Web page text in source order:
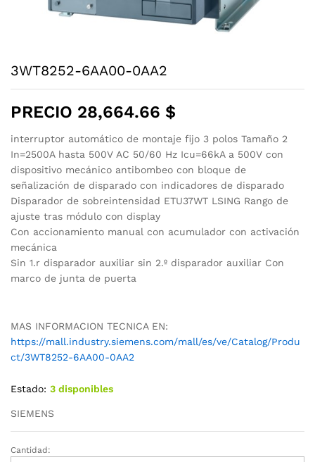
3WT8252-6AA00-0AA2
PRECIO 28,664.66 $
interruptor automático de montaje fijo 3 polos Tamaño 2
In=2500A hasta 500V AC 50/60 Hz Icu=66kA a 500V con
dispositivo mecánico antibombeo con bloque de
señalización de disparado con indicadores de disparado
Disparador de sobreintensidad ETU37WT LSING Rango de
ajuste tras módulo con display
Con accionamiento manual con acumulador con activación
mecánica
Sin 1.r disparador auxiliar sin 2.º disparador auxiliar Con
marco de junta de puerta
MAS INFORMACION TECNICA EN:
https://mall.industry.siemens.com/mall/es/ve/Catalog/Produ
ct/3WT8252-6AA00-0AA2
Estado: 3 disponibles
SIEMENS
3WT8252-
Cantidad: